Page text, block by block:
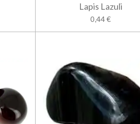
Lapis Lazuli
0,44 €